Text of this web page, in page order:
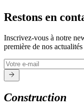
Restons en
Inscrivez-vous à notre
première de nos actualités
Construction